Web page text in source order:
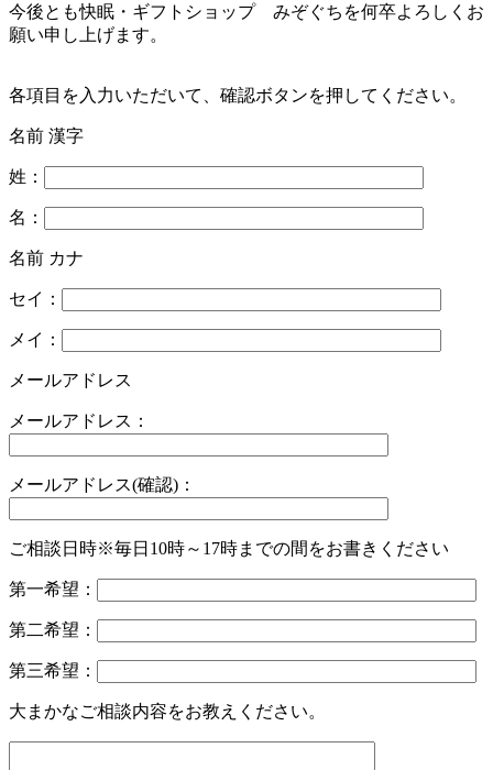
今後とも快眠・ギフトショップ みぞぐちを何卒よろしくお
願い申し上げます。
各項目を入力いただいて、確認ボタンを押してください。
名前 漢字
姓：
名：
名前 カナ
セイ：
メイ：
メールアドレス
メールアドレス：
メールアドレス(確認)：
ご相談日時※毎日10時～17時までの間をお書きください
第一希望：
第二希望：
第三希望：
大まかなご相談内容をお教えください。